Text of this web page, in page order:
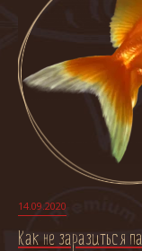
14.09.2020
Как не заразиться